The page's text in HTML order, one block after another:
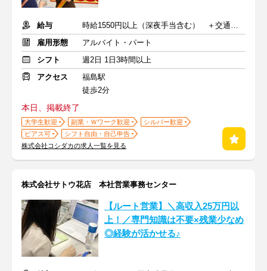
給与
時給1550円以上（深夜手当含む） ＋交通費支給
雇用形態
アルバイト・パート
シフト
週2日 1日3時間以上
アクセス
福島駅
徒歩2分
本日、掲載終了
大学生歓迎 副業・Ｗワーク歓迎
シルバー歓迎
ピアス可
シフト自由・自己申告
株式会社コシダカの求人一覧を見る
株式会社サトウ花店 本社営業事務センター
【ルート営業】＼高収入25万円以
上！／専門知識は不要×残業少なめ
◎経験が活かせる♪